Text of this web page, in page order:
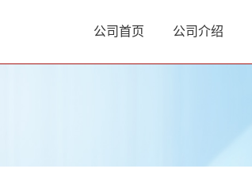
公司首页 公司介绍